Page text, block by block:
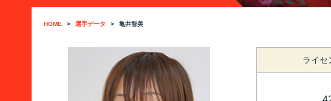
HOME 選手データ 亀井智美
ライセ